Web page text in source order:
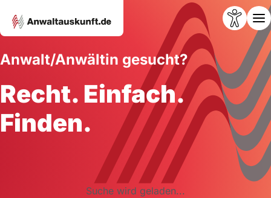
Anwalt/Anwältin gesucht?
Recht. Einfach.
Finden.
Suche wird geladen...